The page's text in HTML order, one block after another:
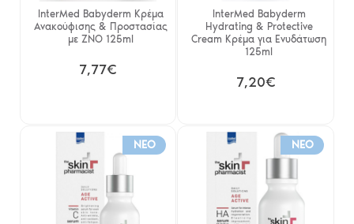
InterMed Babyderm Κρέμα
Ανακούφισης & Προστασίας
με ZNO 125ml
7,77€
InterMed Babyderm
Hydrating & Protective
Cream Κρέμα για Ενυδάτωση
125ml
7,20€
NEO NEO